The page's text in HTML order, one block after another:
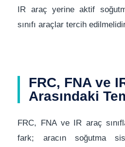
IR araç yerine aktif
sınıfı araçlar tercih
FRC, FNA ve
Arasındaki
FRC, FNA ve IR araç
fark; aracın soğutma